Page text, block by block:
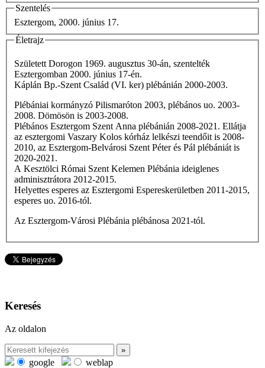
Szentelés
Esztergom, 2000. június 17.
Életrajz
Született Dorogon 1969. augusztus 30-án, szentelték
Esztergomban 2000. június 17-én.
Káplán Bp.-Szent Család (VI. ker) plébánián 2000-2003.
Plébániai kormányzó Pilismaróton 2003, plébános uo. 2003-
2008. Dömösön is 2003-2008.
Plébános Esztergom Szent Anna plébánián 2008-2021. Ellátja
az esztergomi Vaszary Kolos kórház lelkészi teendőit is 2008-
2010, az Esztergom-Belvárosi Szent Péter és Pál plébániát is
2020-2021.
A Kesztölci Római Szent Kelemen Plébánia ideiglenes
adminisztrátora 2012-2015.
Helyettes esperes az Esztergomi Espereskerületben 2011-2015,
esperes uo. 2016-tól.
Az Esztergom-Városi Plébánia plébánosa 2021-tól.
Keresés
Az oldalon
google
weblap